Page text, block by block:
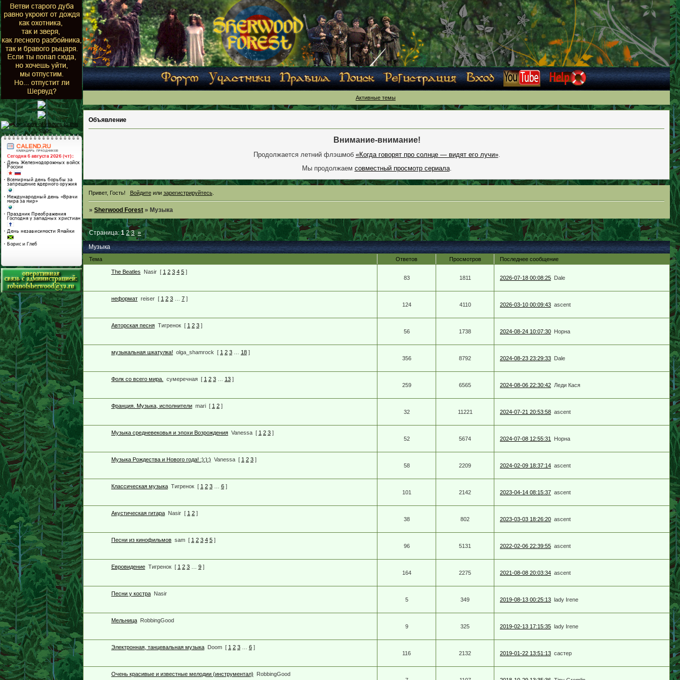
Активные темы
Объявление
Внимание-внимание!
Продолжается летний флэшмоб «Когда говорят про солнце — видят его лучи».
Мы продолжаем совместный просмотр сериала.
Привет, Гость! Войдитеили зарегистрируйтесь.
»Sherwood Forest » Музыка
Музыка
Страница:1 2 3 »
Тема Ответов Просмотров Последнее сообщение
The Beatles Nasir [ 1 2 3 4 5 ]
83
1811 2026-07-18 00:08:25 Dale
неформат reiser [ 1 2 3 7 ]
124
4110 2026-03-10 00:09:43 ascent
Авторская песня Тигренок [ 1 2 3 ]
56
1738 2024-08-24 10:07:30 Норна
музыкальная шкатулка! olga_shamrock [ 1 2 3 18 ]
356
8792 2024-08-23 23:29:33 Dale
Фолк со всего мира. сумеречная [ 1 2 3 13 ]
259
6565 2024-08-06 22:30:42 Леди Кася
Франция. Музыка, исполнители mari [ 1 2 ]
32
11221 2024-07-21 20:53:58 ascent
Музыка средневековья и эпохи Возрождения Vanessa [ 1 2 3 ]
52
5674 2024-07-08 12:55:31 Норна
Музыка Рождества и Нового года! :):):) Vanessa [ 1 2 3 ]
58
2209 2024-02-09 18:37:14 ascent
Классическая музыка Тигренок [ 1 2 3 6 ]
101
2142 2023-04-14 08:15:37 ascent
Акустическая гитара Nasir [ 1 2 ]
38
802 2023-03-03 18:26:20 ascent
Песни из кинофильмов sam [ 1 2 3 4 5 ]
96
5131 2022-02-06 22:39:55 ascent
Евровидение Тигренок [ 1 2 3 9 ]
164
2275 2021-08-08 20:03:34 ascent
Песни у костра
Nasir
5
349 2019-08-13 00:25:13 lady Irene
Мельница
RobbingGood
9
325 2019-02-13 17:15:35 lady Irene
Электронная, танцевальная музыка Doom [ 1 2 3 6 ]
116
2132 2019-01-22 13:51:13 састер
Очень красивые и известные мелодии (инструментал)
RobbingGood